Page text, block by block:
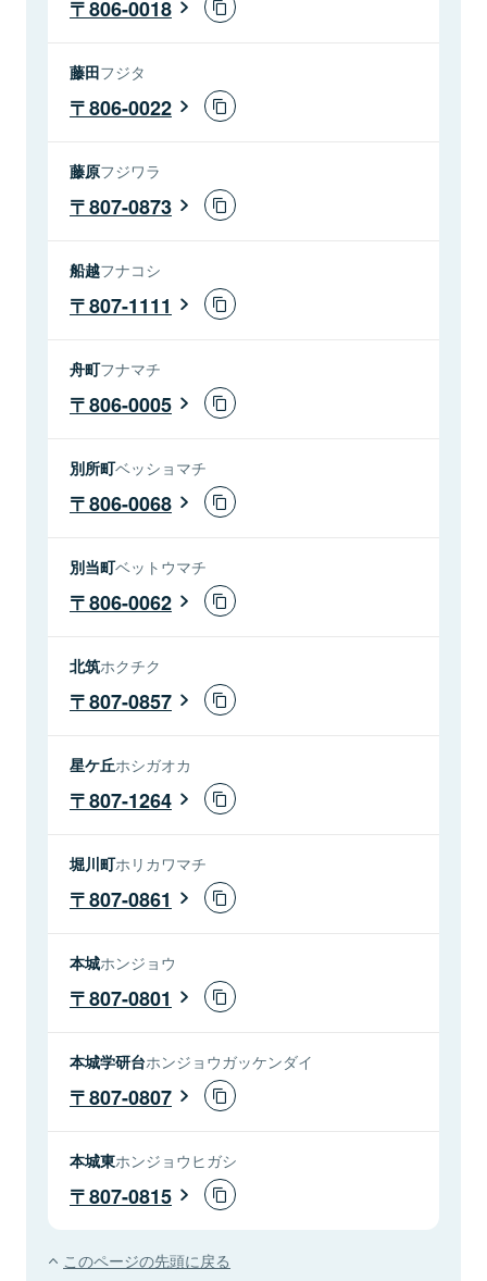
806-0018
藤田フジタ
806-0022
藤原フジワラ
807-0873
船越フナコシ
807-1111
舟町フナマチ
806-0005
別所町ベッショマチ
806-0068
別当町ベットウマチ
806-0062
北筑ホクチク
807-0857
星ケ丘ホシガオカ
807-1264
堀川町ホリカワマチ
807-0861
本城ホンジョウ
807-0801
本城学研台ホンジョウガッケンダイ
807-0807
本城東ホンジョウヒガシ
807-0815
このページの先頭に戻る